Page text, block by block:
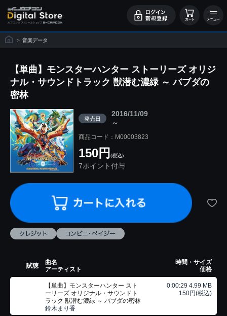
> 音楽データ
【単曲】モンスターハンター ストーリーズ オリジ
ナル・サウンドトラック 獣潜む濃緑 ～ バブダの
密林
発売日
2016/11/09
～
商品コード：M00003823
150円 (税込)
7ポイント付与
試聴
曲名
アーティスト
時間・サイズ
価格
【単曲】モンスターハンター スト
ーリーズ オリジナル・サウンドト
ラック 獣潜む濃緑 ～ バブダの密林
鈴木まり香
0:00:29 4.99 MB
150円(税込)